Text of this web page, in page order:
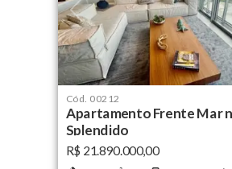
Cód. 00212
Apartamento Frente Mar
Splendido
R$ 21.890.000,00